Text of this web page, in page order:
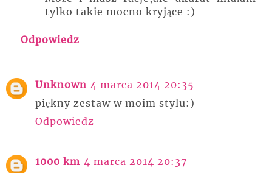
tylko takie mocno kryjące :)
Odpowiedz
Unknown 4 marca 2014 20:35
piękny zestaw w moim stylu:)
Odpowiedz
1000 km 4 marca 2014 20:37